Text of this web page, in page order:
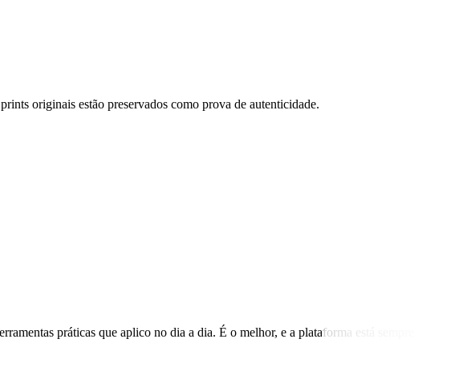
originais estão preservados como prova de autenticidade.
práticas que aplico no dia a dia. É o melhor, e a plataforma está sempre